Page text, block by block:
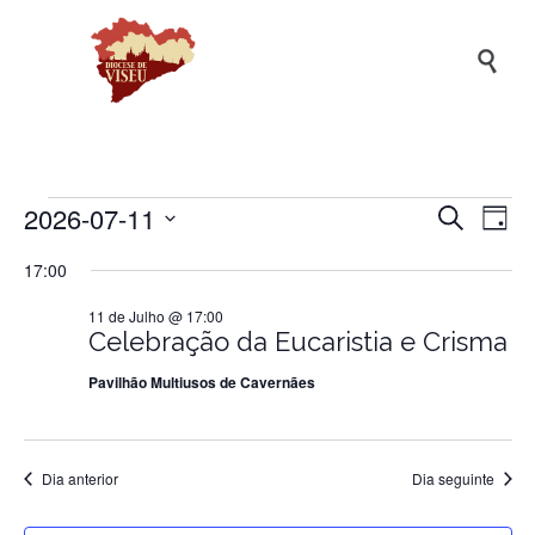

Eventos
de
Julho
e
Pesquisar
Dia
2026-07-11
a17:00
Celebração da Eucaristia e Crisma
11 de Julho @ 17:00
Pavilhão Multiusos de Cavernães
Dia anterior Dia seguinte